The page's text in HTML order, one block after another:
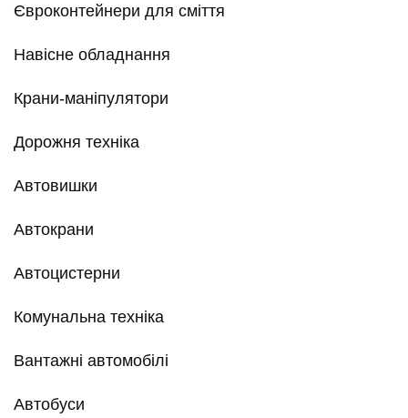
Євроконтейнери для сміття
Навісне обладнання
Крани-маніпулятори
Дорожня техніка
Автовишки
Автокрани
Автоцистерни
Комунальна техніка
Вантажні автомобілі
Автобуси